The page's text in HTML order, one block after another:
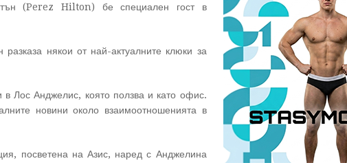
(Perez Hilton) бе специален гост в
някои от най-актуалните клюки за
в Лос Анджелис, която ползва и като офис.
новини около взаимоотношенията в
посветена на Азис, наред с Анджелина